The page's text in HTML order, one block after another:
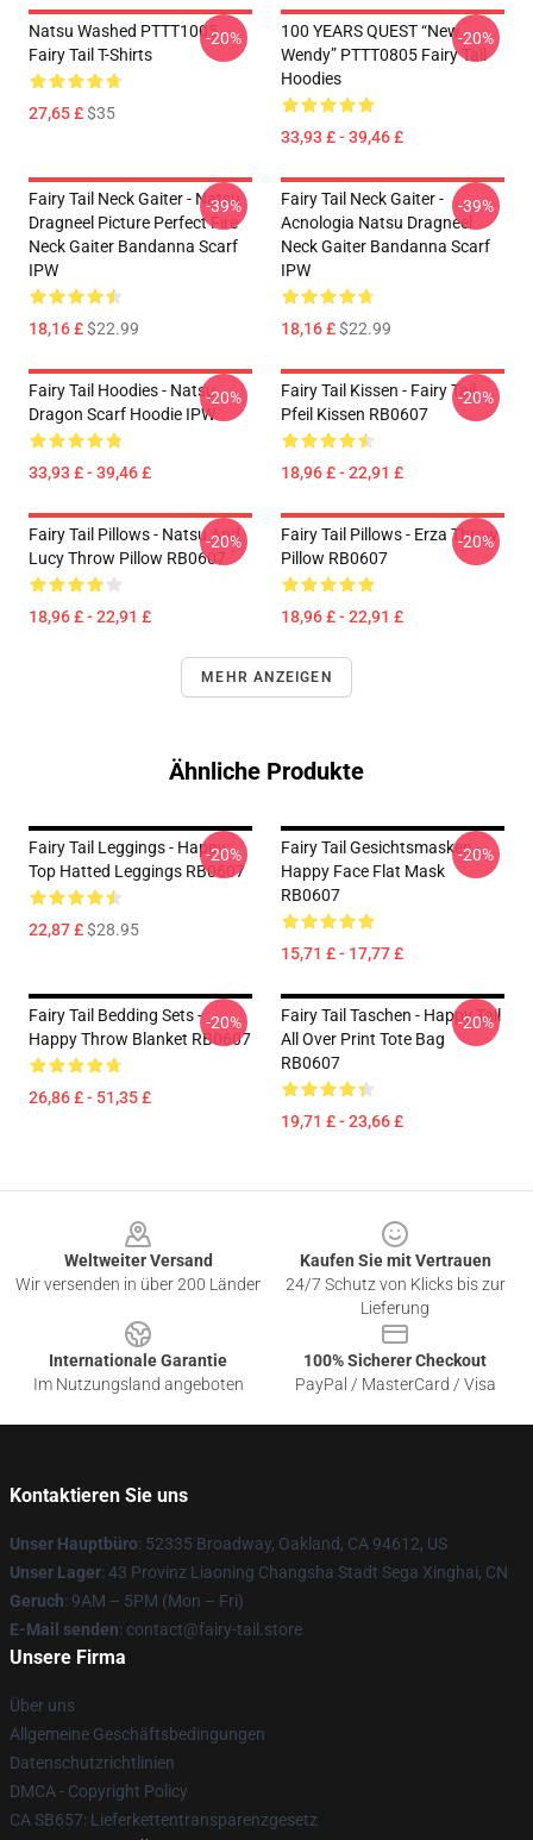
Natsu Washed PTTT1005
Fairy Tail T-Shirts
27,65 £$35
-20%
100 YEARS QUEST “New
Wendy” PTTT0805 Fairy Tail
Hoodies
33,93 £ - 39,46 £
-20%
Fairy Tail Neck Gaiter - Natsu
Dragneel Picture Perfect Fire
Neck Gaiter Bandanna Scarf
IPW
18,16 £$22.99
-39%
Fairy Tail Neck Gaiter -
Acnologia Natsu Dragneel
Neck Gaiter Bandanna Scarf
IPW
18,16 £$22.99
-39%
Fairy Tail Hoodies - Natsu
Dragon Scarf Hoodie IPW
33,93 £ - 39,46 £
-20%
Fairy Tail Kissen - Fairy Tail
Pfeil Kissen RB0607
18,96 £ - 22,91 £
-20%
Fairy Tail Pillows - Natsu And
Lucy Throw Pillow RB0607
18,96 £ - 22,91 £
-20%
Fairy Tail Pillows - Erza Throw
Pillow RB0607
18,96 £ - 22,91 £
-20%
MEHR ANZEIGEN
Ähnliche Produkte
Fairy Tail Leggings - Happy:
Top Hatted Leggings RB0607
22,87 £$28.95
-20%
Fairy Tail Gesichtsmasken -
Happy Face Flat Mask
RB0607
15,71 £ - 17,77 £
-20%
Fairy Tail Bedding Sets -
Happy Throw Blanket RB0607
26,86 £ - 51,35 £
-20%
Fairy Tail Taschen - Happy Tail
All Over Print Tote Bag
RB0607
19,71 £ - 23,66 £
-20%
Weltweiter Versand
Wir versenden in über 200 Länder
Kaufen Sie mit Vertrauen
24/7 Schutz von Klicks bis zur
Lieferung
Internationale Garantie
Im Nutzungsland angeboten
100% Sicherer Checkout
PayPal / MasterCard / Visa
Kontaktieren Sie uns
Unser Hauptbüro: 52335 Broadway, Oakland, CA 94612, US
Unser Lager: 43 Provinz Liaoning Changsha Stadt Sega Xinghai, CN
Geruch: 9AM – 5PM (Mon – Fri)
E-Mail senden: contact@fairy-tail.store
Unsere Firma
Über uns
Allgemeine Geschäftsbedingungen
Datenschutzrichtlinien
DMCA - Copyright Policy
CA SB657: Lieferkettentransparenzgesetz